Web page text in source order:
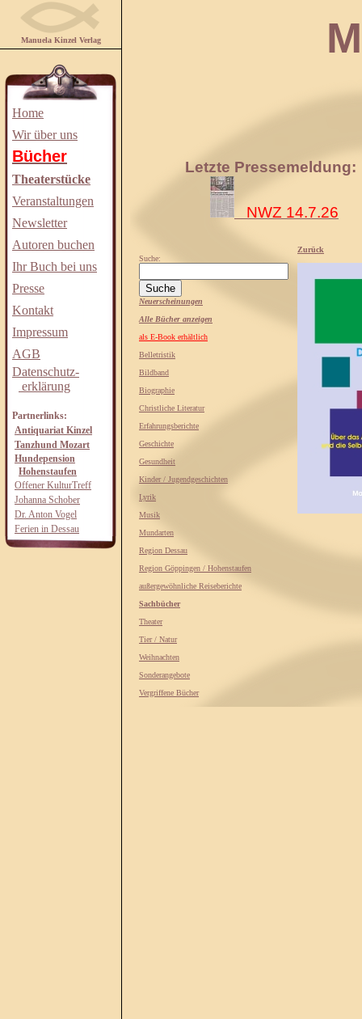
Manuela Kinzel Verlag
Home
Wir über uns
Bücher
Theaterstücke
Veranstaltungen
Newsletter
Autoren buchen
Ihr Buch bei uns
Presse
Kontakt
Impressum
AGB
Datenschutz-
erklärung
Partnerlinks:
Antiquariat Kinzel
Tanzhund Mozart
Hundepension
Hohenstaufen
Offener KulturTreff
Johanna Schober
Dr. Anton Vogel
Ferien in Dessau
Letzte Pressemeldung:
NWZ 14.7.26
Suche:
Neuerscheinungen
Alle Bücher anzeigen
als E-Book erhältlich
Belletristik
Bildband
Biographie
Christliche Literatur
Erfahrungsberichte
Geschichte
Gesundheit
Kinder / Jugendgeschichten
Lyrik
Musik
Mundarten
Region Dessau
Region Göppingen / Hohenstaufen
außergewöhnliche Reiseberichte
Sachbücher
Theater
Tier / Natur
Weihnachten
Sonderangebote
Vergriffene Bücher
Zurück